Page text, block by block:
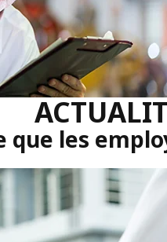
que les